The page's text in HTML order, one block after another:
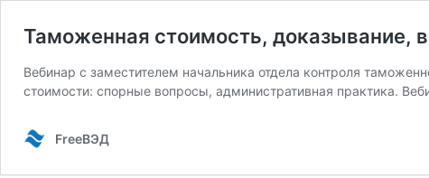
Таможенная стоимость, доказывание,
Вебинар с заместителем начальника отдела контроля
стоимости: спорные вопросы, административная практика.
FreeВЭД